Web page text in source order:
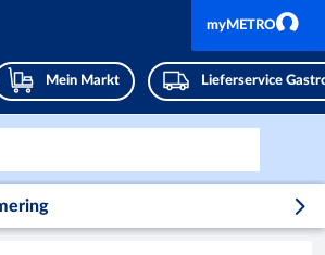
Mein Markt Lieferservice
myMETRO